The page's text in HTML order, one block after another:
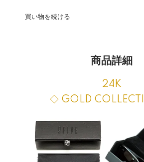
買い物を続ける
商品詳細
24K
◇ GOLD